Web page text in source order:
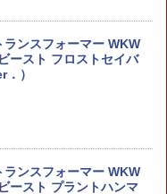
ダムファースト ダブル
バンダイスピリッツ(2
〕（250513予約
ーレイル マダム・ヘル
Ver. 1/8 完成品フ
《発売済・在庫品》
ンク 連結パーツ
1911A1 ピストルマガジ
ハンドガン用マガジン
ランスフォーマー WKW
ースト フロストセイバ
）
ランスフォーマー WKW
ースト プラントハンマ